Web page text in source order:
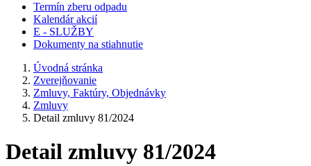
Termín zberu odpadu
Kalendár akcií
E - SLUŽBY
Dokumenty na stiahnutie
Úvodná stránka
Zverejňovanie
Zmluvy, Faktúry, Objednávky
Zmluvy
Detail zmluvy 81/2024
Detail zmluvy 81/2024